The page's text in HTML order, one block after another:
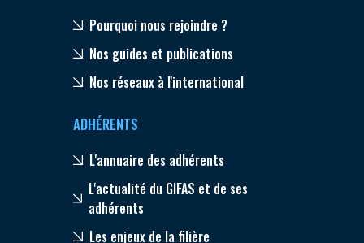
Pourquoi nous rejoindre ?
Nos guides et publications
Nos réseaux à l'international
ADHÉRENTS
L'annuaire des adhérents
L'actualité du GIFAS et de ses
adhérents
Les enjeux de la filière